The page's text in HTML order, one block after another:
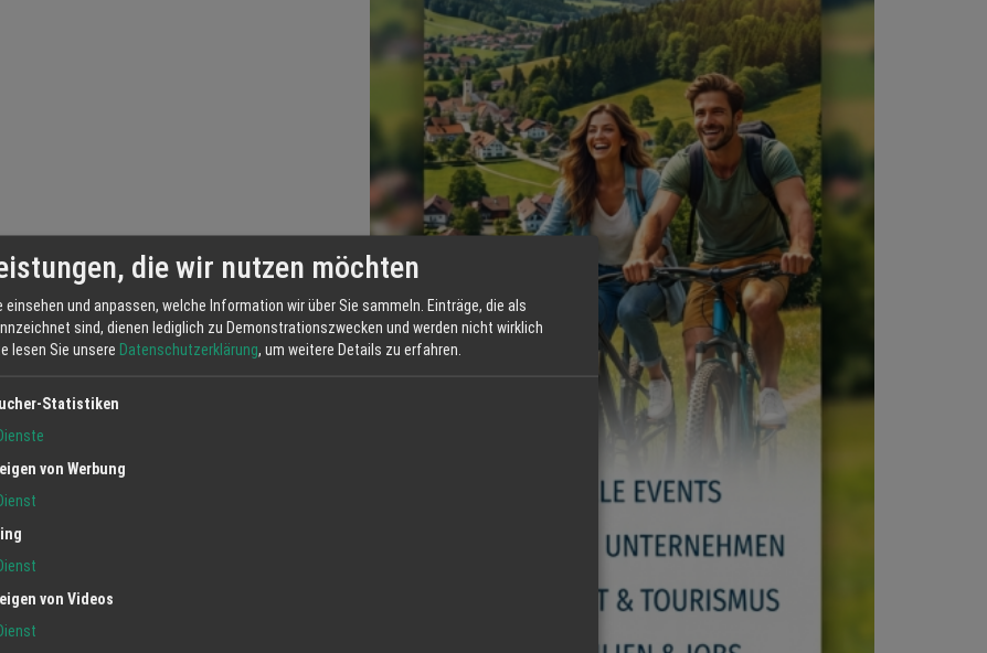
die wir nutzen möchten
einsehen und anpassen, welche Information wir über Sie sammeln. Einträge, die als
sind, dienen lediglich zu Demonstrationszwecken und werden nicht wirklich
lesen Sie unsere Datenschutzerklärung, um weitere Details zu erfahren.
Statistiken
von Werbung
von Videos